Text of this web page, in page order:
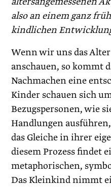
also an einem ganz
kindlichen
Wenn wir uns das
anschauen, so kommt
Nachmachen eine
Kinder schauen sich
Bezugspersonen, wie
Handlungen
das Gleiche in ihrer
diesem Prozess findet
metaphorischen,
Das Kleinkind nimmt